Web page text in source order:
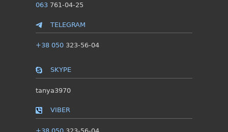
063761-04-25
TELEGRAM
+38 050323-56-04
SKYPE
tanya3970
VIBER